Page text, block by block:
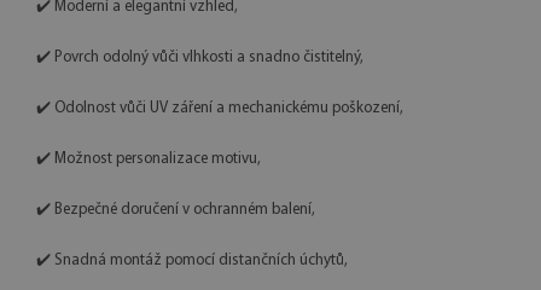
✔️ Moderní a elegantní vzhled,
✔️ Povrch odolný vůči vlhkosti a snadno čistitelný,
✔️ Odolnost vůči UV záření a mechanickému poškození,
✔️ Možnost personalizace motivu,
✔️ Bezpečné doručení v ochranném balení,
✔️ Snadná montáž pomocí distančních úchytů,